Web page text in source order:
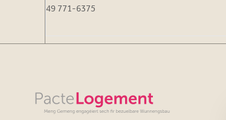
49 771-6375